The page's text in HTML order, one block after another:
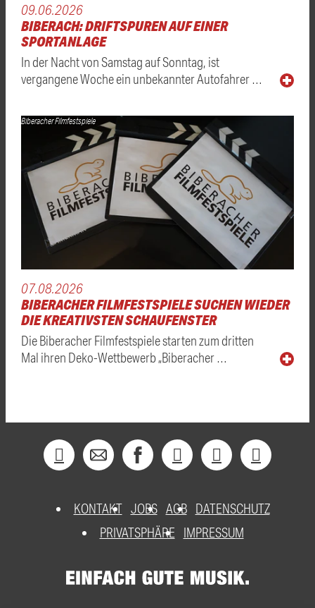
09.06.2026
BIBERACH: DRIFTSPUREN AUF EINER
SPORTANLAGE
In der Nacht von Samstag auf Sonntag, ist
vergangene Woche ein unbekannter Autofahrer …
Biberacher Filmfestspiele
07.08.2026
BIBERACHER FILMFESTSPIELE SUCHEN WIEDER
DIE KREATIVSTEN SCHAUFENSTER
Die Biberacher Filmfestspiele starten zum dritten
Mal ihren Deko-Wettbewerb „Biberacher …
KONTAKT JOBS AGB DATENSCHUTZ
PRIVATSPHÄRE
IMPRESSUM